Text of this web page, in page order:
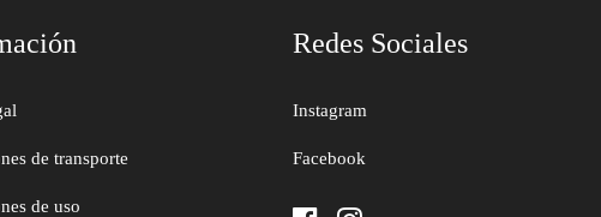
de transporte
de uso
Redes Sociales
Instagram
Facebook